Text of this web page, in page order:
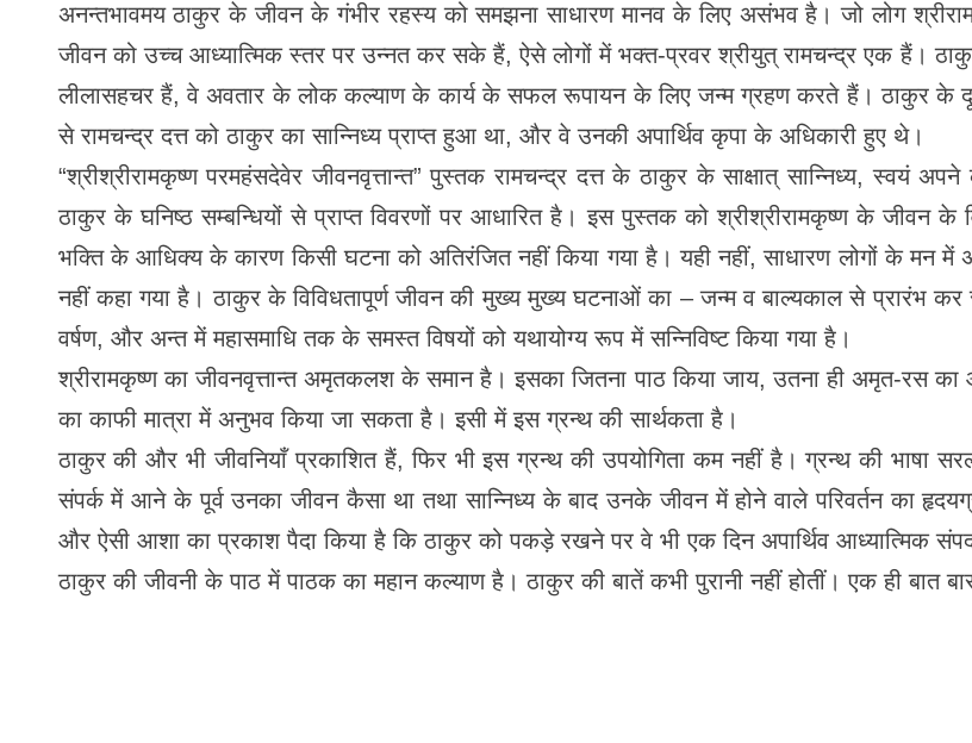
अनन्तभावमय ठाकुर के जीवन के गंभीर रहस्य को समझना साधारण मानव के लिए असंभव है। जो लोग
जीवन को उच्च आध्यात्मिक स्तर पर उन्नत कर सके हैं, ऐसे लोगों में भक्त-प्रवर श्रीयुत् रामचन्द्र एक हैं।
लीलासहचर हैं, वे अवतार के लोक कल्याण के कार्य के सफल रूपायन के लिए जन्म ग्रहण करते हैं। ठाकुर
से रामचन्द्र दत्त को ठाकुर का सान्निध्य प्राप्त हुआ था, और वे उनकी अपार्थिव कृपा के अधिकारी हुए थे।
“श्रीश्रीरामकृष्ण परमहंसदेवेर जीवनवृत्तान्त” पुस्तक रामचन्द्र दत्त के ठाकुर के साक्षात् सान्निध्य,
ठाकुर के घनिष्ठ सम्बन्धियों से प्राप्त विवरणों पर आधारित है। इस पुस्तक को श्रीश्रीरामकृष्ण के जीवन
भक्ति के आधिक्य के कारण किसी घटना को अतिरंजित नहीं किया गया है। यही नहीं, साधारण लोगों के मन
नहीं कहा गया है। ठाकुर के विविधतापूर्ण जीवन की मुख्य मुख्य घटनाओं का – जन्म व बाल्यकाल से प्रारंभ
वर्षण, और अन्त में महासमाधि तक के समस्त विषयों को यथायोग्य रूप में सन्निविष्ट किया गया है।
श्रीरामकृष्ण का जीवनवृत्तान्त अमृतकलश के समान है। इसका जितना पाठ किया जाय, उतना ही अमृत-रस का
का काफी मात्रा में अनुभव किया जा सकता है। इसी में इस ग्रन्थ की सार्थकता है।
ठाकुर की और भी जीवनियाँ प्रकाशित हैं, फिर भी इस ग्रन्थ की उपयोगिता कम नहीं है। ग्रन्थ की
संपर्क में आने के पूर्व उनका जीवन कैसा था तथा सान्निध्य के बाद उनके जीवन में होने वाले परिवर्तन का
और ऐसी आशा का प्रकाश पैदा किया है कि ठाकुर को पकड़े रखने पर वे भी एक दिन अपार्थिव आध्यात्मिक
ठाकुर की जीवनी के पाठ में पाठक का महान कल्याण है। ठाकुर की बातें कभी पुरानी नहीं होतीं। एक ही बात